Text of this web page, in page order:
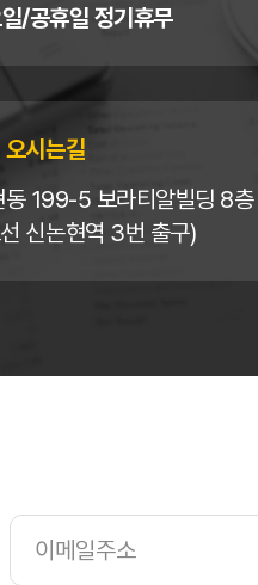
/공휴일 정기휴무
오시는길
동 199-5 보라티알빌딩 8층
신논현역 3번 출구)